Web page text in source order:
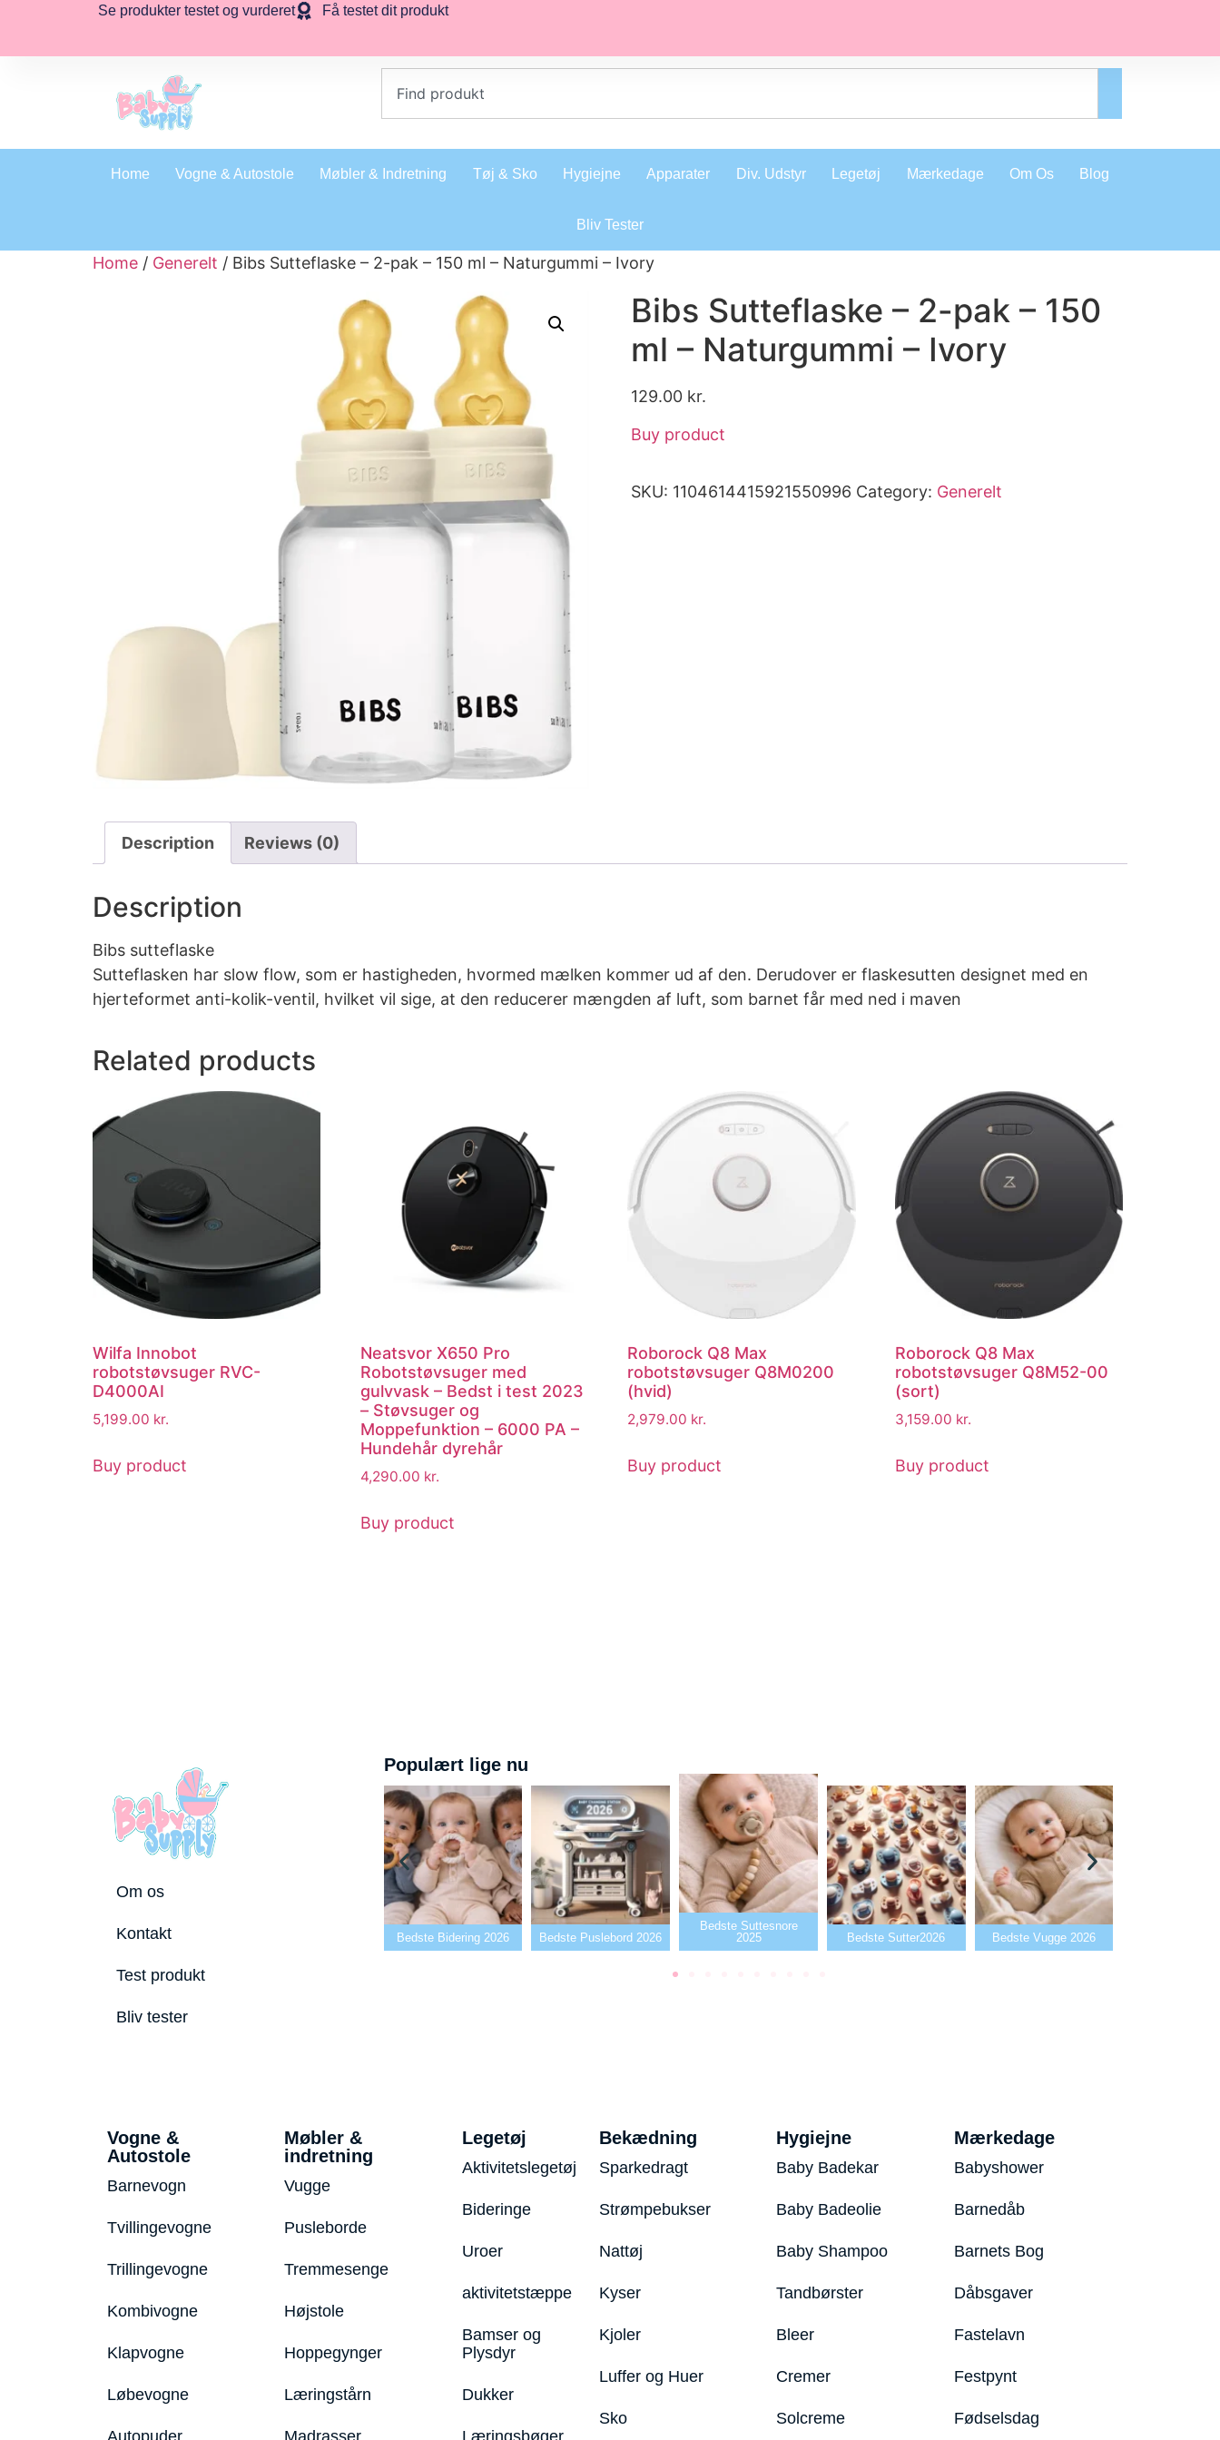
Se produkter testet og vurderet Få testet dit produkt
Home Vogne & Autostole Møbler & Indretning Tøj & Sko Hygiejne Apparater Div. Udstyr Legetøj Mærkedage Om Os Blog
Bliv Tester
Home / Generelt / Bibs Sutteflaske – 2-pak – 150 ml – Naturgummi – Ivory
Bibs Sutteflaske – 2-pak – 150
ml – Naturgummi – Ivory
129.00 kr.
Buy product
SKU: 1104614415921550996 Category: Generelt
Description Reviews (0)
Description
Bibs sutteflaske
Sutteflasken har slow flow, som er hastigheden, hvormed mælken kommer ud af den. Derudover er flaskesutten designet med en
hjerteformet anti-kolik-ventil, hvilket vil sige, at den reducerer mængden af luft, som barnet får med ned i maven
Related products
Wilfa Innobot
robotstøvsuger RVC-
D4000AI
5,199.00 kr.
Buy product
Neatsvor X650 Pro
Robotstøvsuger med
gulvvask – Bedst i test 2023
– Støvsuger og
Moppefunktion – 6000 PA –
Hundehår dyrehår
4,290.00 kr.
Buy product
Roborock Q8 Max
robotstøvsuger Q8M0200
(hvid)
2,979.00 kr.
Buy product
Roborock Q8 Max
robotstøvsuger Q8M52-00
(sort)
3,159.00 kr.
Buy product
Om os
Kontakt
Test produkt
Bliv tester
Populært lige nu
Bedste tremmeseng
Bedste Bidering 2026 Bedste Puslebord 2026
Bedste Suttesnore
Bedste Sutter2026 Bedste Vugge 2026
Bedste Babyalarm
Vogne &
Autostole
Barnevogn
Tvillingevogne
Trillingevogne
Kombivogne
Klapvogne
Løbevogne
Møbler &
indretning
Vugge
Pusleborde
Tremmesenge
Højstole
Hoppegynger
Læringstårn
Legetøj
Aktivitetslegetøj
Bideringe
Uroer
aktivitetstæppe
Bamser og
Plysdyr
Dukker
Bekædning
Sparkedragt
Strømpebukser
Nattøj
Kyser
Kjoler
Luffer og Huer
Sko
Hygiejne
Baby Badekar
Baby Badeolie
Baby Shampoo
Tandbørster
Bleer
Cremer
Solcreme
Mærkedage
Babyshower
Barnedåb
Barnets Bog
Dåbsgaver
Fastelavn
Festpynt
Fødselsdag